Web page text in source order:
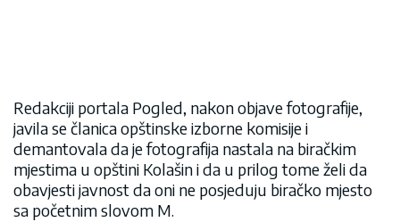
Redakciji portala Pogled, nakon objave fotografije,
javila se članica opštinske izborne komisije i
demantovala da je fotografija nastala na biračkim
mjestima u opštini Kolašin i da u prilog tome želi da
obavjesti javnost da oni ne posjeduju biračko mjesto
sa početnim slovom M.